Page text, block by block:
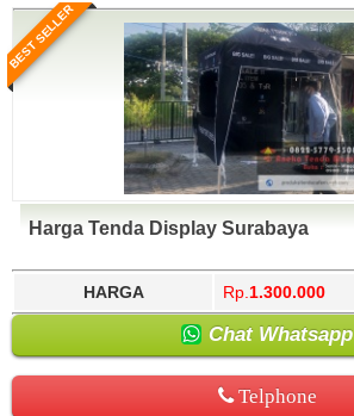
BEST SELLER
Harga Tenda Display Surabaya
HARGA Rp. 1.300.000
Chat Whatsapp
Telphone